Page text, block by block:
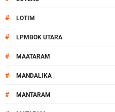
# LOTIM
# LPMBOK UTARA
# MAATARAM
# MANDALIKA
# MANTARAM